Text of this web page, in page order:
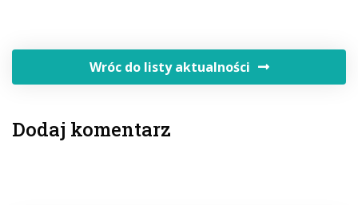
Wróc do listy aktualności
Dodaj komentarz